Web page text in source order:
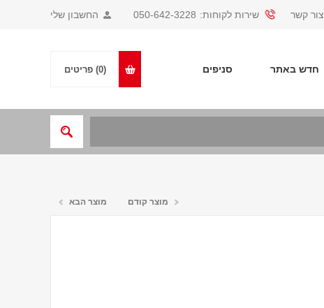
החשבון שלי צור קשר שירות לקוחות: 050-642-3228
חדש באתר סניפים (0) פריטים
מוצר קודם מוצר הבא